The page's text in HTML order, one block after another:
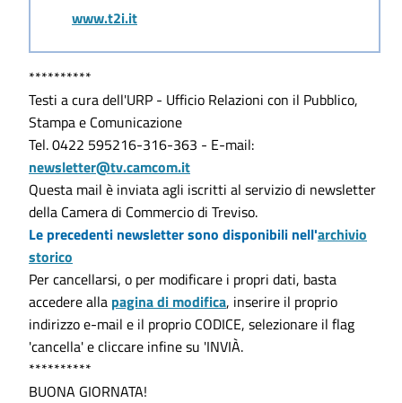
www.t2i.it
**********
Testi a cura dell'URP - Ufficio Relazioni con il Pubblico,
Stampa e Comunicazione
Tel. 0422 595216-316-363 - E-mail:
newsletter@tv.camcom.it
Questa mail è inviata agli iscritti al servizio di newsletter
della Camera di Commercio di Treviso.
Le precedenti newsletter sono disponibili nell'archivio
storico
Per cancellarsi, o per modificare i propri dati, basta
accedere alla pagina di modifica, inserire il proprio
indirizzo e-mail e il proprio CODICE, selezionare il flag
'cancella' e cliccare infine su 'INVIÀ.
**********
BUONA GIORNATA!